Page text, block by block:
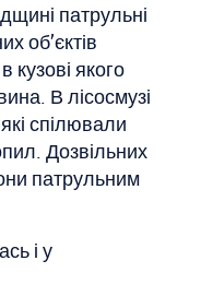
патрульні
об’єктів
кузові якого
В лісосмузі
спілювали
Дозвільних
патрульним
і у